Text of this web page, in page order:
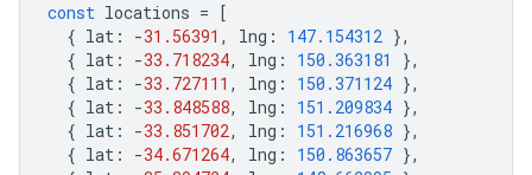
const locations =
[
{ lat : -31.56391 , lng : 147.154312 },
{ lat : -33.718234, lng : 150.363181
},
{ lat : -33.727111 , lng : 150.371124 },
{ lat : -33.848588, lng : 151.209834 },
{ lat : -33.851702, lng : 151.216968 },
{ lat : -34.671264, lng : 150.863657 },